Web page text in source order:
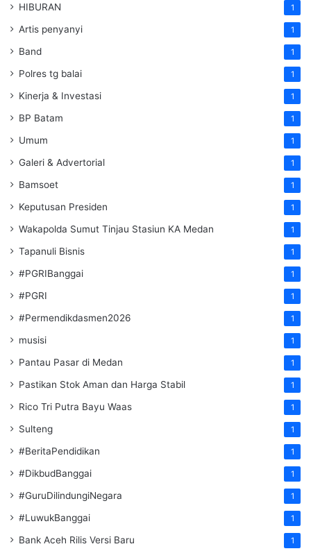
HIBURAN 1
Artis penyanyi 1
Band 1
Polres tg balai 1
Kinerja & Investasi 1
BP Batam 1
Umum 1
Galeri & Advertorial 1
Bamsoet 1
Keputusan Presiden 1
Wakapolda Sumut Tinjau Stasiun KA Medan 1
Tapanuli Bisnis 1
#PGRIBanggai 1
#PGRI 1
#Permendikdasmen2026 1
musisi 1
Pantau Pasar di Medan 1
Pastikan Stok Aman dan Harga Stabil 1
Rico Tri Putra Bayu Waas 1
Sulteng 1
#BeritaPendidikan 1
#DikbudBanggai 1
#GuruDilindungiNegara 1
#LuwukBanggai 1
Bank Aceh Rilis Versi Baru 1